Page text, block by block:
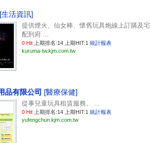
[生活資訊]
提供煙火、仙女棒、懷舊玩具炮線上訂購及宅
配到府 ...
0 Hit 上期排名:14 上期HIT:1 統計報表
kuruma-tw.kjm.com.tw
品有限公司 [醫療保健]
從事兒童玩具租賃服務。 ...
0 Hit 上期排名:14 上期HIT:1 統計報表
yufengchun.kjm.com.tw